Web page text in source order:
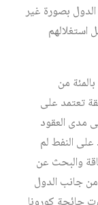
بصورة غير
، تمثل العائدات النفطية نحو 80 إلى 90 بالمئة من
تعتمد على
مدى العقود
على النفط لم
والبحث عن
من جانب الدول